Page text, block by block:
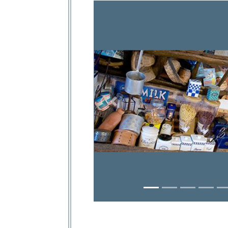
Previous